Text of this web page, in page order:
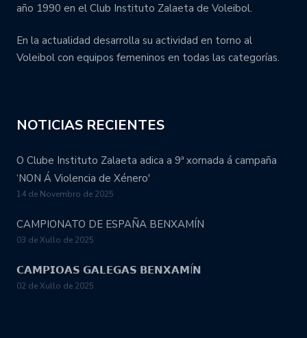
año 1990 en el Club Instituto Zalaeta de Voleibol.
En la actualidad desarrolla su actividad en torno al
Voleibol con equipos femeninos en todas las categorías.
NOTICIAS RECIENTES
O Clube Instituto Zalaeta adica a 9ª xornada á campaña
‘NON Á Violencia de Xénero'
14 de Novembro de 2025
CAMPIONATO DE ESPAÑA BENXAMÍN
03 de Xullo de 2025
𝗖𝗔𝗠𝗣𝗜𝗢𝗔𝗦 𝗚𝗔𝗟𝗘𝗚𝗔𝗦 𝗕𝗘𝗡𝗫𝗔𝗠Í𝗡
02 de Xullo de 2025